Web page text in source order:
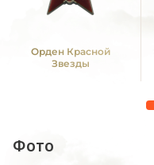
Орден Красной
Звезды
Фото